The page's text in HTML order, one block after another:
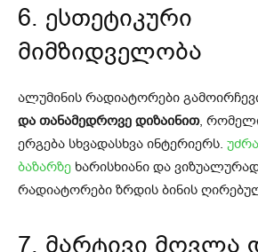
6. ესთეტიკური
მიმზიდველობა
ალუმინის რადიატორები
და თანამედროვე დიზაინით,
ერგება სხვადასხვა ინტერიერს.
ბაზარზე ხარისხიანი და
რადიატორები ზრდის ბინის
7. მარტივი მოვლა